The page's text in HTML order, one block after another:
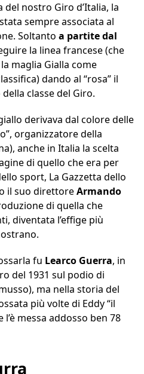
nostro Giro d’Italia, la
sempre associata al
Soltanto a partite dal
la linea francese (che
maglia Gialla come
dando al “rosa” il
classe del Giro.
derivava dal colore delle
organizzatore della
anche in Italia la scelta
di quello che era per
sport, La Gazzetta dello
il suo direttoreArmando
di quella che
diventata l’effige più
fu Learco Guerra, in
del 1931 sul podio di
ma nella storia del
più volte di Eddy “il
l’è messa addosso ben 78